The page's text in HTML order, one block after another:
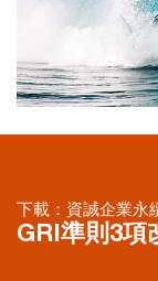
下載：資誠企業永
GRI準則3項